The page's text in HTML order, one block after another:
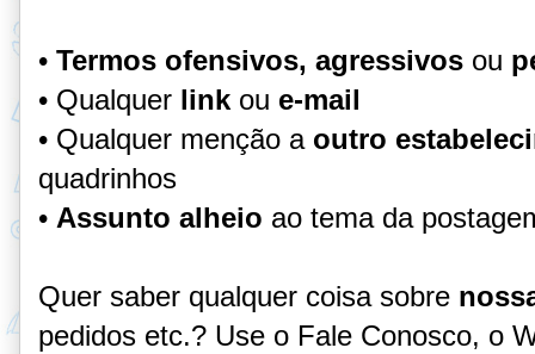
• Termos ofensivos, agressivos ou
• Qualquer linkou e-mail
• Qualquer menção a outro
quadrinhos
• Assunto alheio ao tema da
Quer saber qualquer coisa sobre
pedidos etc.? Use o Fale Conosco, o